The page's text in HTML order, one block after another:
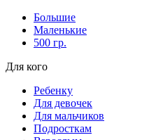
Большие
Маленькие
500 гр.
Для кого
Ребенку
Для девочек
Для мальчиков
Подросткам